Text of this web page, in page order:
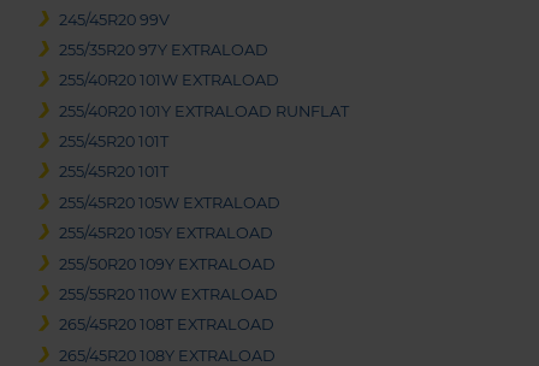
245/45R20 99V
255/35R20 97Y EXTRALOAD
255/40R20 101W EXTRALOAD
255/40R20 101Y EXTRALOAD RUNFLAT
255/45R20 101T
255/45R20 101T
255/45R20 105W EXTRALOAD
255/45R20 105Y EXTRALOAD
255/50R20 109Y EXTRALOAD
255/55R20 110W EXTRALOAD
265/45R20 108T EXTRALOAD
265/45R20 108Y EXTRALOAD